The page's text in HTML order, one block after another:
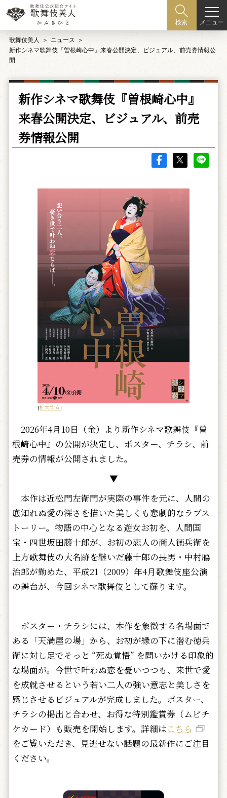
検索 メニュー
歌舞伎美人
ニュース
新作シネマ歌舞伎『曽根崎心中』来春公開決定、ビジュアル、前売券情報公
開
新作シネマ歌舞伎『曽根崎心中』
来春公開決定、ビジュアル、前売
券情報公開
[拡大する ]
2026年4月10日（金）より新作シネマ歌舞伎『曽
根崎心中』の公開が決定し、ポスター、チラシ、前
売券の情報が公開されました。
▼
本作は近松門左衛門が実際の事件を元に、人間の
底知れぬ愛の深さを描いた美しくも悲劇的なラブス
トーリー。物語の中心となる遊女お初を、人間国
宝・四世坂田藤十郎が、お初の恋人の商人徳兵衛を
上方歌舞伎の大名跡を継いだ藤十郎の長男・中村鴈
治郎が勤めた、平成21（2009）年4月歌舞伎座公演
の舞台が、今回シネマ歌舞伎として蘇ります。
ポスター・チラシには、本作を象徴する名場面で
ある「天満屋の場」から、お初が縁の下に潜む徳兵
衛に対し足でそっと “死ぬ覚悟” を問いかける印象的
な場面が。今世で叶わぬ恋を憂いつつも、来世で愛
を成就させるという若い二人の強い意志と美しさを
感じさせるビジュアルが完成しました。ポスター、
チラシの掲出と合わせ、お得な特別鑑賞券（ムビチ
ケカード）も販売を開始します。詳細はこちら
をご覧いただき、見逃せない話題の最新作にご注目
ください。